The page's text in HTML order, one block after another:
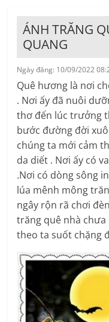
ÁNH TRĂNG
QUANG
Ngày đăng: 10/09/2022
Quê hương là nơi
. Nơi ấy đã nuôi
thơ đến lúc trưởng
bước đường đời
chúng ta mới cảm
da diết . Nơi ấy có
.Nơi có dòng sông
lúa mênh mông
ngây rộn rã chơi
trăng quê nhà
theo ta suốt chặng